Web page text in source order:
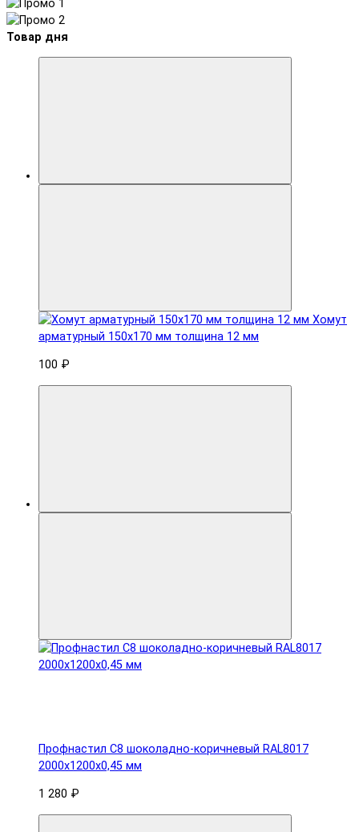
Товар дня
Хомут
арматурный 150x170 мм толщина 12 мм
100 ₽
Профнастил С8 шоколадно-коричневый RAL8017
2000х1200х0,45 мм
1 280 ₽